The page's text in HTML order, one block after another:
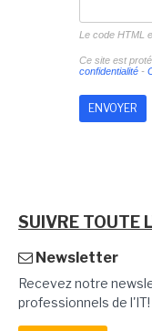
Le code HTML
Ce site est
confidentialité-
SUIVRE TOUTE
Newsletter
Recevez notre
professionnels de l'IT!